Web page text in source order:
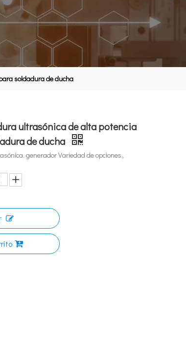
soldadura de ducha
ultrasónica de alta potencia
de ducha
generador Variedad de opciones。